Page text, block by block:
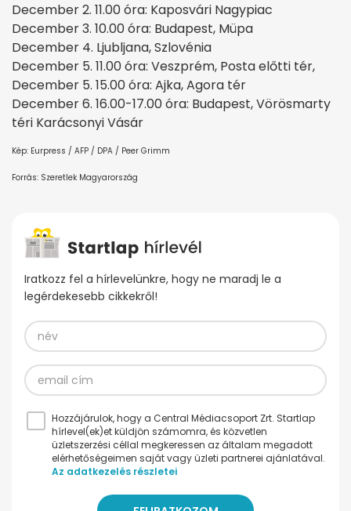
December 2. 11.00 óra: Kaposvári Nagypiac
December 3. 10.00 óra: Budapest, Müpa
December 4. Ljubljana, Szlovénia
December 5. 11.00 óra: Veszprém, Posta előtti tér,
December 5. 15.00 óra: Ajka, Agora tér
December 6. 16.00-17.00 óra: Budapest, Vörösmarty
téri Karácsonyi Vásár
Kép: Eurpress / AFP / DPA / Peer Grimm
Forrás: Szeretlek Magyarország
Iratkozz fel a hírlevelünkre, hogy ne maradj le a
legérdekesebb cikkekről!
Hozzájárulok, hogy a Central Médiacsoport Zrt. Startlap
hírlevel(ek)et küldjön számomra, és közvetlen
üzletszerzési céllal megkeressen az általam megadott
elérhetőségeimen saját vagy üzleti partnerei ajánlatával.
Az adatkezelés részletei